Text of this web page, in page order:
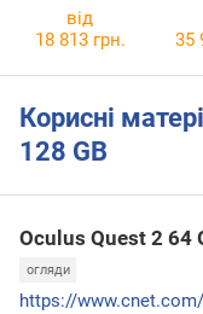
від
18 813 грн.
35
Корисні
128 GB
Oculus Quest 2 64
огляди